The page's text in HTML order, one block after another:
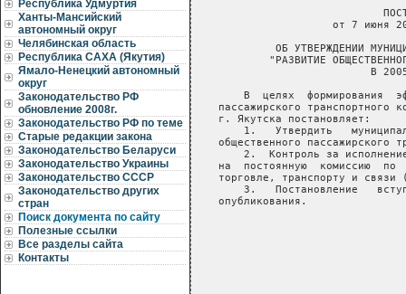
Республика Удмуртия
Ханты-Мансийский
автономный округ
Челябинская область
Республика САХА (Якутия)
Ямало-Ненецкий автономный
округ
Законодательство РФ
обновление 2008г.
Законодательство РФ по теме
Старые редакции закона
Законодательство Беларуси
Законодательство Украины
Законодательство СССР
Законодательство других
стран
Поиск документа по сайту
Полезные ссылки
Все разделы сайта
Контакты